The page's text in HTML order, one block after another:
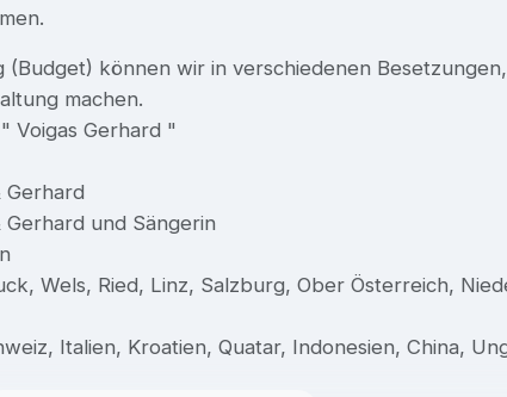
können wir in verschiedenen
machen.
Voigas Gerhard "
Gerhard
und Sängerin
Wels, Ried, Linz, Salzburg, Ober Österreich,
Italien, Kroatien, Quatar, Indonesien, China,